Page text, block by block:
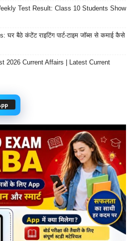
Test Result: Class 10 Students Show
बैठे कंटेंट राइटिंग पार्ट-टाइम जॉब्स से कमाई कैसे
2026 Current Affairs | Latest Current